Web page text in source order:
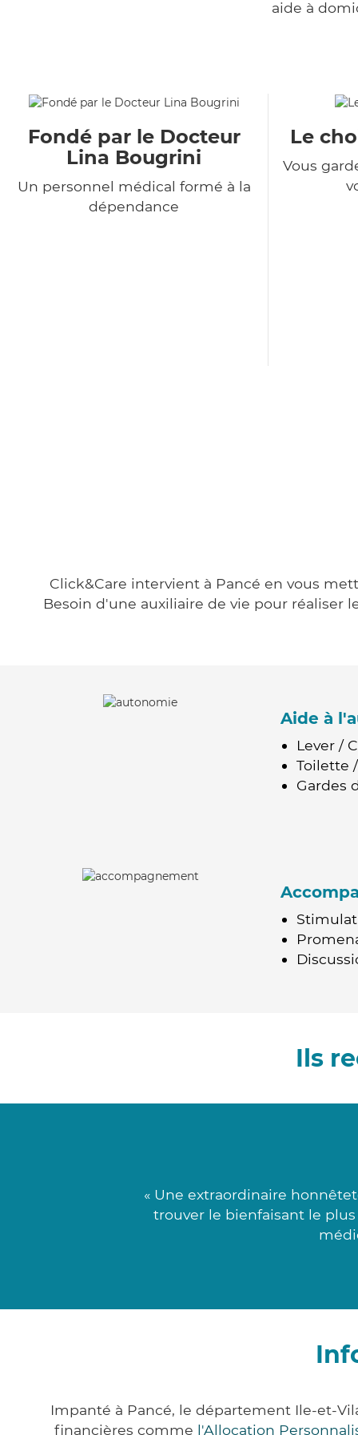
aide à
Fondé par le Docteur
Lina Bougrini
Un personnel médical formé à la
dépendance
Le
Vous
Click&Care intervient à Pancé en vous
Besoin d'une auxiliaire de vie pour réaliser
Aide à
Lever /
Toilette
Gardes
Ils
« Une extraordinaire
trouver le bienfaisant le
Impanté à Pancé, le département Ile-et-
financières comme l'Allocation